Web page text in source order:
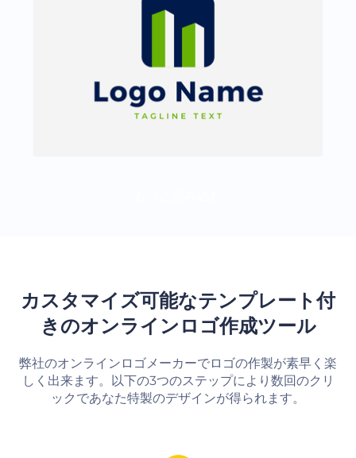
カスタマイズ可能なテンプレート付
きのオンラインロゴ作成ツール
弊社のオンラインロゴメーカーでロゴの作製が素早く楽
しく出来ます。以下の3つのステップにより数回のクリ
ックであなた特製のデザインが得られます。